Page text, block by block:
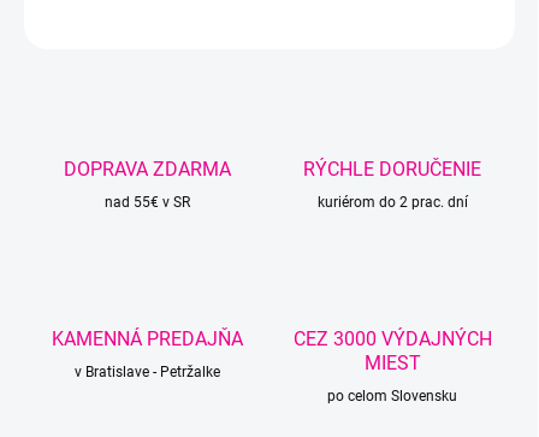
DOPRAVA ZDARMA
nad 55€ v SR
RÝCHLE DORUČENIE
kuriérom do 2 prac. dní
KAMENNÁ PREDAJŇA
v Bratislave - Petržalke
CEZ 3000 VÝDAJNÝCH
MIEST
po celom Slovensku